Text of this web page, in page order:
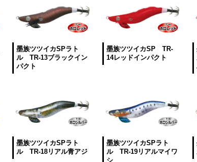
墨族ツツイカSPラト
ル TR-13ブラックイン
パクト
墨族ツツイカSP TR-
14レッドインパクト
墨族ツツイカSPラト
ル TR-18リアル青アジ
墨族ツツイカSPラト
ル TR-19リアルマイワ
シ